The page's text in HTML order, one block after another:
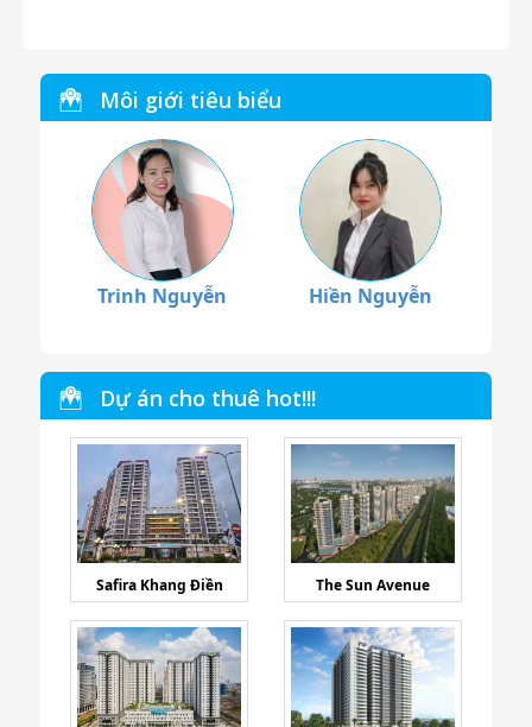
Môi giới tiêu biểu
Trinh Nguyễn Hiền Nguyễn
Dự án cho thuê hot!!!
Safira Khang Điền The Sun Avenue